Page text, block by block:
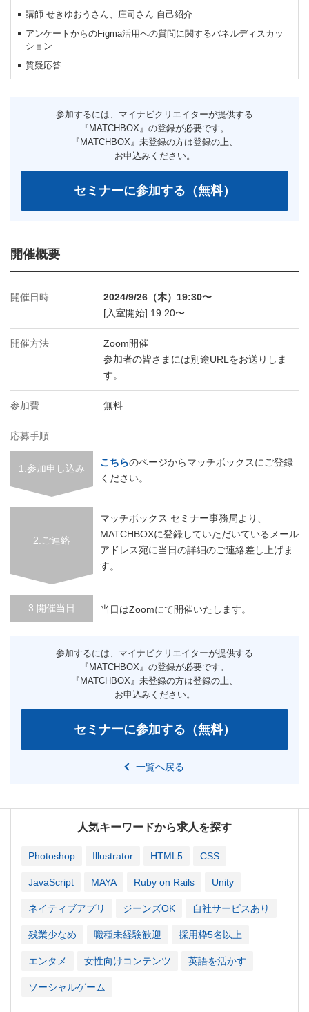
講師 せきゆおうさん、庄司さん 自己紹介
アンケートからのFigma活用への質問に関するパネルディスカッ
ション
質疑応答
開催概要
開催日時
2024/9/26（木）19:30〜
[入室開始] 19:20〜
開催方法
Zoom開催
参加者の皆さまには別途URLをお送りしま
す。
参加費 無料
応募手順
1.参加申し込み
こちらのページからマッチボックスにご登録
ください。
2.ご連絡
マッチボックス セミナー事務局より、
MATCHBOXに登録していただいているメール
アドレス宛に当日の詳細のご連絡差し上げま
す。
3.開催当日 当日はZoomにて開催いたします。
一覧へ戻る
人気キーワードから求人を探す
Photoshop Illustrator HTML5 CSS
JavaScript MAYA Ruby on Rails Unity
ネイティブアプリ ジーンズOK 自社サービスあり
残業少なめ 職種未経験歓迎 採用枠5名以上
エンタメ 女性向けコンテンツ 英語を活かす
ソーシャルゲーム